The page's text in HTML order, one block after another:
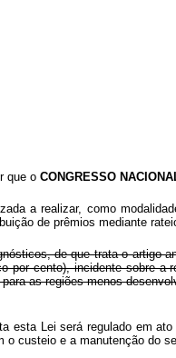
que o CONGRESSO
a realizar, como
de prêmios mediante
de que trata o artigo
por cento), incidente sobre
para as regiões
esta Lei será regulado em
o custeio e a manutenção do